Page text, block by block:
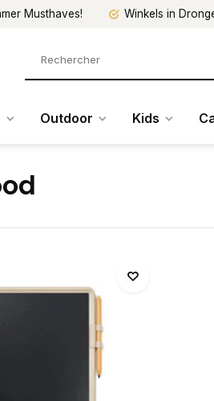
Musthaves! Winkels in
Outdoor Kids